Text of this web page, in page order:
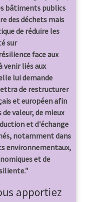
bâtiments publics
des déchets mais
de réduire les
sur
face aux
venir liés aux
lui demande
de restructurer
et européen afin
valeur, de mieux
et d'échange
notamment dans
environnementaux,
et de
apportiez